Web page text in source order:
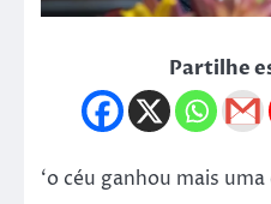
Partilhe
‘o céu ganhou mais